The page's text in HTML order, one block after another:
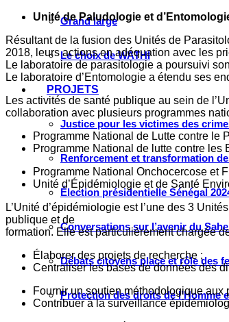
Grand large
Le choix de WATHI
PROJETS
Justice pour les victimes des
Renforcement et transformation
Élection présidentielle Sénégal
Conversations sur l’avenir du
Débats citoyens place et rôle des
Protection des droits de l’Homme
Unité de Paludologie et
Résultant de la fusion des Unités de
2018, leurs actions en adéquation avec les
Le laboratoire de parasitologie a poursuivi
Le laboratoire d’Entomologie a étendu ses
Les activités de santé publique au sein de
collaboration avec plusieurs programmes
Programme National de Lutte contre le
Programme National de lutte contre
Programme National Onchocercose et
Unité d’Épidémiologie et de Santé
L’Unité d’épidémiologie est l’une des 3
publique et de
formation. Elle est particulièrement chargée
Élaborer des projets de recherche ;
Centraliser les bases de données des
Fournir un soutien méthodologique aux
Contribuer à la surveillance